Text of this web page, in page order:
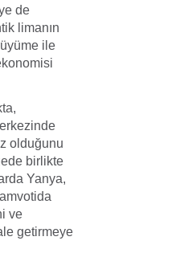
de
limanın
ile
olduğunu
birlikte
Yanya,
ve
getirmeye